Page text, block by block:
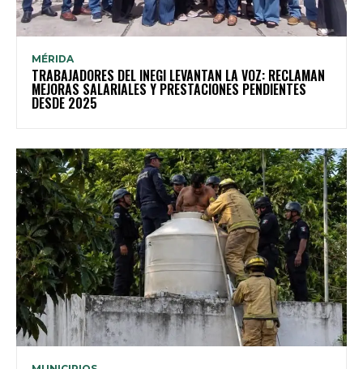
MÉRIDA
TRABAJADORES DEL INEGI LEVANTAN LA VOZ: RECLAMAN
MEJORAS SALARIALES Y PRESTACIONES PENDIENTES
DESDE 2025